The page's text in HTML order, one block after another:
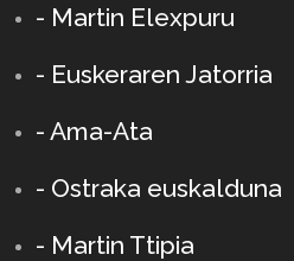
- Martin Elexpuru
- Euskeraren Jatorria
- Ama-Ata
- Ostraka euskalduna
- Martin Ttipia